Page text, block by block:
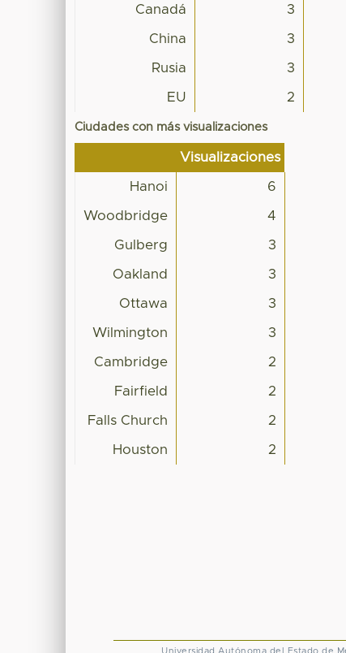
Canadá 3
China 3
Rusia 3
EU 2
Ciudades con más visualizaciones
Visualizaciones
Hanoi 6
Woodbridge 4
Gulberg 3
Oakland 3
Ottawa 3
Wilmington 3
Cambridge 2
Fairfield 2
Falls Church 2
Houston 2
Universidad Autónoma del Estado de